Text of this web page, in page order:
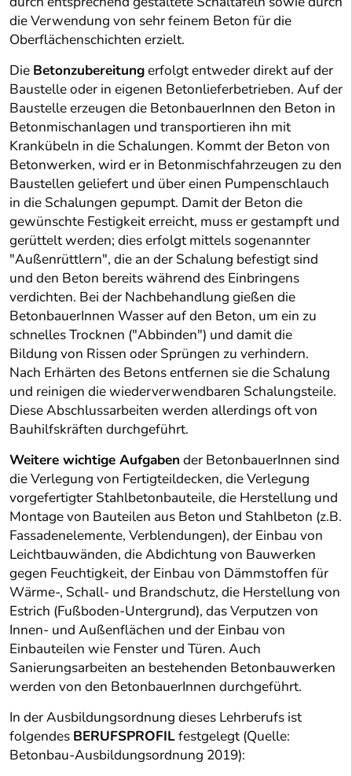
die Verwendung von sehr feinem Beton für die
Oberflächenschichten erzielt.
Die Betonzubereitungerfolgt entweder direkt auf der
Baustelle oder in eigenen Betonlieferbetrieben. Auf der
Baustelle erzeugen die BetonbauerInnen den Beton in
Betonmischanlagen und transportieren ihn mit
Krankübeln in die Schalungen. Kommt der Beton von
Betonwerken, wird er in Betonmischfahrzeugen zu den
Baustellen geliefert und über einen Pumpenschlauch
in die Schalungen gepumpt. Damit der Beton die
gewünschte Festigkeit erreicht, muss er gestampft und
gerüttelt werden; dies erfolgt mittels sogenannter
"Außenrüttlern", die an der Schalung befestigt sind
und den Beton bereits während des Einbringens
verdichten. Bei der Nachbehandlung gießen die
BetonbauerInnen Wasser auf den Beton, um ein zu
schnelles Trocknen ("Abbinden") und damit die
Bildung von Rissen oder Sprüngen zu verhindern.
Nach Erhärten des Betons entfernen sie die Schalung
und reinigen die wiederverwendbaren Schalungsteile.
Diese Abschlussarbeiten werden allerdings oft von
Bauhilfskräften durchgeführt.
Weitere wichtige Aufgaben der BetonbauerInnen sind
die Verlegung von Fertigteildecken, die Verlegung
vorgefertigter Stahlbetonbauteile, die Herstellung und
Montage von Bauteilen aus Beton und Stahlbeton (z.B.
Fassadenelemente, Verblendungen), der Einbau von
Leichtbauwänden, die Abdichtung von Bauwerken
gegen Feuchtigkeit, der Einbau von Dämmstoffen für
Wärme-, Schall- und Brandschutz, die Herstellung von
Estrich (Fußboden-Untergrund), das Verputzen von
Innen- und Außenflächen und der Einbau von
Einbauteilen wie Fenster und Türen. Auch
Sanierungsarbeiten an bestehenden Betonbauwerken
werden von den BetonbauerInnen durchgeführt.
In der Ausbildungsordnung dieses Lehrberufs ist
folgendes BERUFSPROFILfestgelegt (Quelle:
Betonbau-Ausbildungsordnung 2019):